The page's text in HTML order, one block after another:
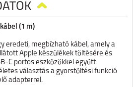
(1 m)
eredeti, megbízható kábel, amely a
Apple készülékek töltésére és
C portos eszközökkel együtt
választás a gyorstöltési funkció
adapterrel.